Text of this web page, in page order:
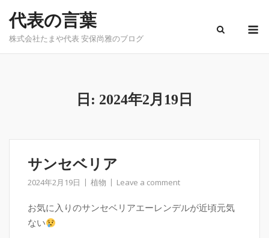
content
代表の言葉
株式会社たまや代表 安保尚雅のブログ
日: 2024年2月19日
サンセベリア
2024年2月19日 植物 Leave a comment
お気に入りのサンセベリアエーレンデルが近頃元気
ない